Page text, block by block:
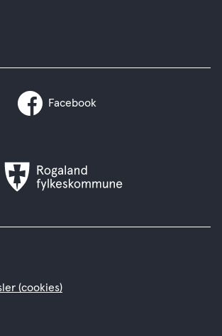
Facebook
Rogaland
fylkeskommune
(cookies)